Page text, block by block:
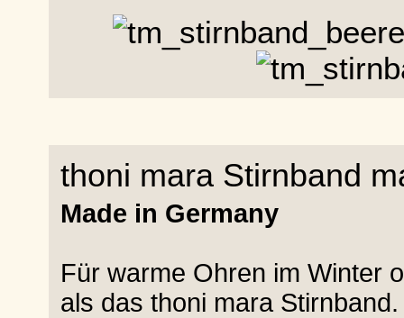
thoni mara Stirnband
Made in Germany
Für warme Ohren im Winter
als das thoni mara Stirnband.